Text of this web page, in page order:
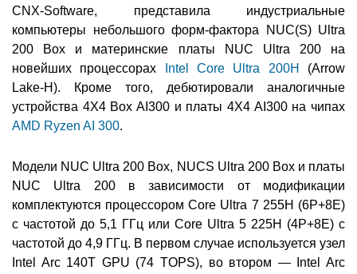
CNX-Software, представила индустриальные
компьютеры небольшого форм-фактора NUC(S) Ultra
200 Box и материнские платы NUC Ultra 200 на
новейших процессорах
Intel Core Ultra 200H
(Arrow
Lake-H). Кроме того, дебютировали аналогичные
устройства 4X4 Box AI300 и платы 4X4 AI300 на чипах
AMD Ryzen AI 300.
Модели NUC Ultra 200 Box, NUCS Ultra 200 Box и платы
NUC Ultra 200 в зависимости от модификации
комплектуются процессором Core Ultra 7 255H (6P+8E)
с частотой до 5,1 ГГц или Core Ultra 5 225H (4P+8E) с
частотой до 4,9 ГГц. В первом случае используется узел
Intel Arc 140T GPU (74 TOPS), во втором — Intel Arc